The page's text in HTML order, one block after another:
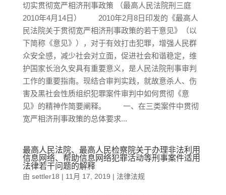
切实贯彻宽严相济刑事政策 （最高人民法院刑三庭
2010年4月14日） 2010年2月8日印发的《最高人
民法院关于贯彻宽严相济刑事政策的若干意见》（以
下简称《意见》），对于有效打击犯罪，增强人民群
众安全感，减少社会对立面，促进社会和谐稳定，维
护国家长治久安具有重要意义，是人民法院刑事审判
工作的重要指南。现结合审判实践，就故意杀人、伤
害及黑社会性质组织犯罪案件审判中如何贯彻《意
见》的精神作简要阐释。 一、在三类案件中贯彻
宽严相济刑事政策的总体要求...
最高人民法院、最高人民检察院关于办理非法利用
信息网络、帮助信息网络犯罪活动等刑事案件适用
法律若干问题的解释
由 settler18 | 11月 17, 2019 | 法律法规